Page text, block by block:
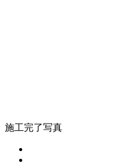
施工完了写真